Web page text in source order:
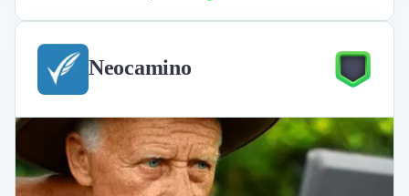
Neocamino